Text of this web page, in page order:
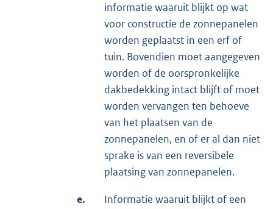
informatie waaruit blijkt op wat
voor constructie de zonnepanelen
worden geplaatst in een erf of
tuin. Bovendien moet aangegeven
worden of de oorspronkelijke
dakbedekking intact blijft of moet
worden vervangen ten behoeve
van het plaatsen van de
zonnepanelen, en of er al dan niet
sprake is van een reversibele
plaatsing van zonnepanelen.
e.
Informatie waaruit blijkt of een